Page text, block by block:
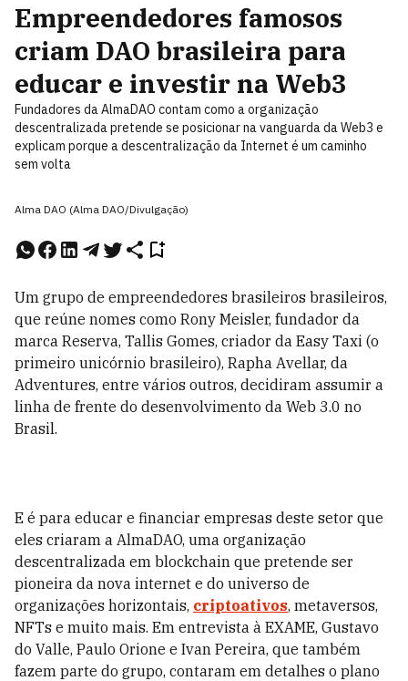
Empreendedores famosos
criam DAO brasileira para
educar e investir na Web3
Fundadores da AlmaDAO contam como a organização
descentralizada pretende se posicionar na vanguarda da Web3 e
explicam porque a descentralização da Internet é um caminho
sem volta
Alma DAO (Alma DAO/Divulgação)
Um grupo de empreendedores brasileiros brasileiros,
que reúne nomes como Rony Meisler, fundador da
marca Reserva, Tallis Gomes, criador da Easy Taxi (o
primeiro unicórnio brasileiro), Rapha Avellar, da
Adventures, entre vários outros, decidiram assumir a
linha de frente do desenvolvimento da Web 3.0 no
Brasil.
E é para educar e financiar empresas deste setor que
eles criaram a AlmaDAO, uma organização
descentralizada em blockchain que pretende ser
pioneira da nova internet e do universo de
organizações horizontais, criptoativos, metaversos,
NFTs e muito mais. Em entrevista à EXAME, Gustavo
do Valle, Paulo Orione e Ivan Pereira, que também
fazem parte do grupo, contaram em detalhes o plano